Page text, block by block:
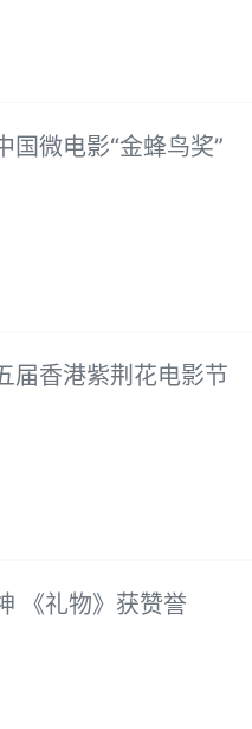
国微电影“金蜂鸟奖”
届香港紫荆花电影节
《礼物》获赞誉